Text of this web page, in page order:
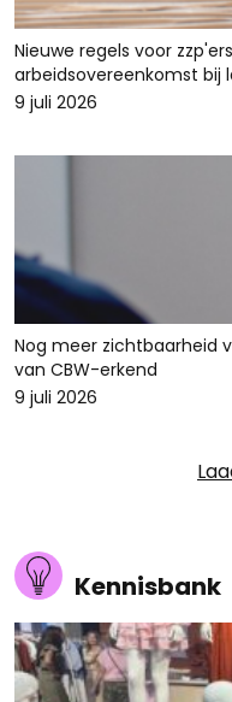
Nieuwe regels voor
arbeidsovereenkomst bij
9 juli 2026
Nog meer zichtbaarheid
van CBW-erkend
9 juli 2026
Kennisbank